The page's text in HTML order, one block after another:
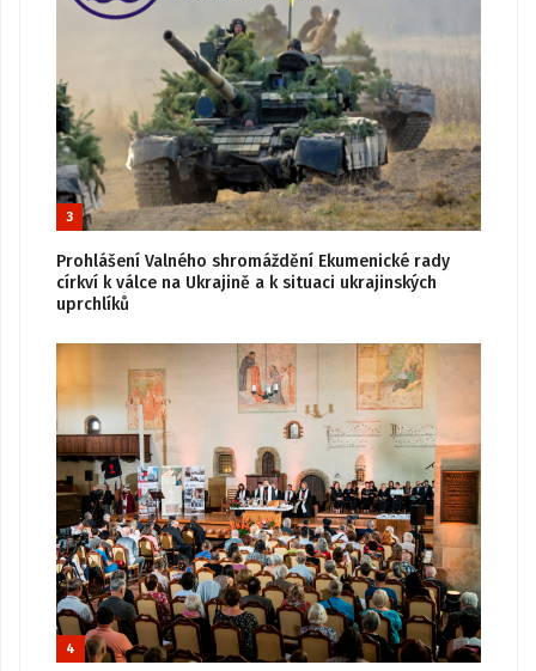
3
Prohlášení Valného shromáždění Ekumenické rady
církví k válce na Ukrajině a k situaci ukrajinských
uprchlíků
4